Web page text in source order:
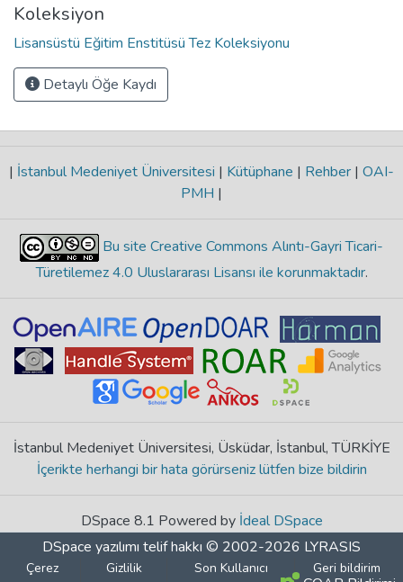
Koleksiyon
Lisansüstü Eğitim Enstitüsü Tez Koleksiyonu
Detaylı Öğe Kaydı
| İstanbul Medeniyet Üniversitesi | Kütüphane | Rehber | OAI-
PMH |
Bu site Creative Commons Alıntı-Gayri Ticari-
Türetilemez 4.0 Uluslararası Lisansı ile korunmaktadır.
İstanbul Medeniyet Üniversitesi, Üsküdar, İstanbul, TÜRKİYE
İçerikte herhangi bir hata görürseniz lütfen bize bildirin
DSpace 8.1 Powered by İdeal DSpace
DSpace yazılımı telif hakkı © 2002-2026 LYRASIS
Çerez
Gizlilik
Son Kullanıcı
Geri bildirim